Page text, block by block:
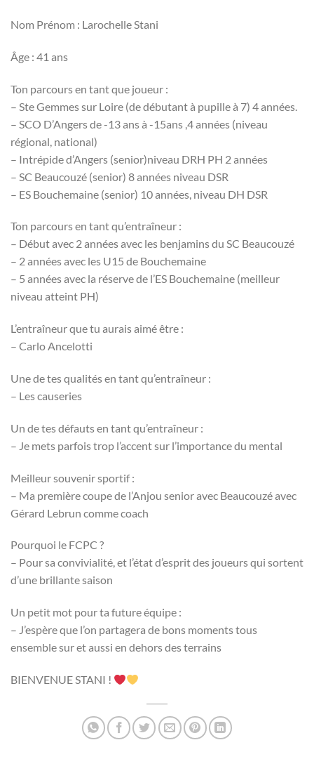
Nom Prénom : Larochelle Stani
Âge : 41 ans
Ton parcours en tant que joueur :
– Ste Gemmes sur Loire (de débutant à pupille à 7) 4 années.
– SCO D’Angers de -13 ans à -15ans ,4 années (niveau
régional, national)
– Intrépide d’Angers (senior)niveau DRH PH 2 années
– SC Beaucouzé (senior) 8 années niveau DSR
– ES Bouchemaine (senior) 10 années, niveau DH DSR
Ton parcours en tant qu’entraîneur :
– Début avec 2 années avec les benjamins du SC Beaucouzé
– 2 années avec les U15 de Bouchemaine
– 5 années avec la réserve de l’ES Bouchemaine (meilleur
niveau atteint PH)
L’entraîneur que tu aurais aimé être :
– Carlo Ancelotti
Une de tes qualités en tant qu’entraîneur :
– Les causeries
Un de tes défauts en tant qu’entraîneur :
– Je mets parfois trop l’accent sur l’importance du mental
Meilleur souvenir sportif :
– Ma première coupe de l’Anjou senior avec Beaucouzé avec
Gérard Lebrun comme coach
Pourquoi le FCPC ?
– Pour sa convivialité, et l’état d’esprit des joueurs qui sortent
d’une brillante saison
Un petit mot pour ta future équipe :
– J’espère que l’on partagera de bons moments tous
ensemble sur et aussi en dehors des terrains
BIENVENUE STANI !